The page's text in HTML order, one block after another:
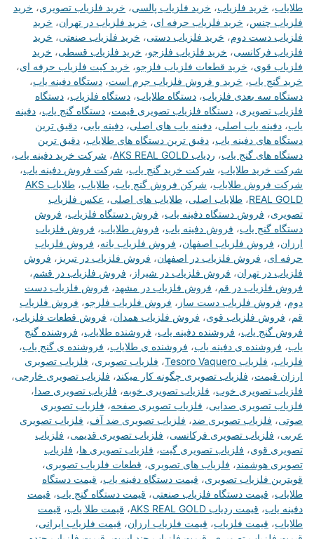
طلایاب، خرید فلزیاب، خرید فلزیاب پالسی، خرید فلزیاب تصویری، خرید
فلزیاب چنس، خرید فلزیاب حرفه ای، خرید فلزیاب در تهران، خرید
فلزیاب دست دوم، خرید فلزیاب دستی، خرید فلزیاب صنعتی، خرید
فلزیاب فرکانسی، خرید فلزیاب فلزجو، خرید فلزیاب قسطی، خرید
فلزیاب قوی، خرید قطعات فلزیاب فلزجو، خرید کیت فلزیاب حرفه ای،
خرید گنج یاب، خرید و فروش فلزیاب جرم است، دستگاه دفینه یاب،
دستگاه سه بعدی فلزیاب، دستگاه طلایاب، دستگاه فلزیاب، دستگاه
فلزیاب تصویری، دستگاه فلزیاب تصویری قیمت، دستگاه گنج یاب، دفینه
یاب، دفینه یاب اصلی، دفینه یاب های اصلی، دفینه یابی، دقیق ترین
دستگاه های دفینه یاب، دقیق ترین دستگاه های طلایاب، دقیق ترین
دستگاه های گنج یاب، ردیاب AKS REAL GOLD ، شرکت خرید دفینه یاب،
شرکت خرید طلایاب، شرکت خرید گنج یاب، شرکت فروش دفینه یاب،
شرکت فروش طلایاب، شرکن فروش گنج یاب، طلایاب،
طلایاب AKS
REAL GOLD، طلایاب اصلی، طلایاب های اصلی، عکس فلزیاب
تصویری، فروش دستگاه دفینه یاب، فروش دستگاه فلزیاب، فروش
دستگاه گنج یاب، فروش دفینه یاب، فروش طلایاب، فروش فلزیاب
ارزان، فروش فلزیاب اصفهان، فروش فلزیاب بانه، فروش فلزیاب
حرفه ای، فروش فلزیاب در اصفهان، فروش فلزیاب در تبریز ، فروش
فلزیاب در تهران، فروش فلزیاب در شیراز ، فروش فلزیاب در قشم،
فروش فلزیاب در قم، فروش فلزیاب در مشهد، فروش فلزیاب دست
دوم، فروش فلزیاب دست ساز ، فروش فلزیاب فلزجو، فروش فلزیاب
قم، فروش فلزیاب قوی، فروش فلزیاب همدان، فروش قطعات فلزیاب،
فروش گنج یاب، فروشنده دفینه یاب، فروشنده طلایاب، فروشنده گنج
یاب، فروشنده ی دفینه یاب، فروشنده ی طلایاب، فروشنده ی گنج یاب،
فلزیاب، فلزیاب Tesoro Vaquero ، فلزیاب تصویری، فلزیاب تصویری
ارزان قیمت، فلزیاب تصویری چگونه کار میکند، فلزیاب تصویری خارجی،
فلزیاب تصویری خوب، فلزیاب تصویری خوبه، فلزیاب تصویری صدا،
فلزیاب تصویری صدایی، فلزیاب تصویری صفحه، فلزیاب تصویری
صوتی، فلزیاب تصویری ضد، فلزیاب تصویری ضد آف، فلزیاب تصویری
عربی، فلزیاب تصویری فرکانسی، فلزیاب تصویری قدیمی، فلزیاب
تصویری قوی، فلزیاب تصویری گیت، فلزیاب تصویری ها، فلزیاب
تصویری هوشمند، فلزیاب های تصویری، قطعات فلزیاب تصویری،
قویترین فلزیاب تصویری، قیمت دستگاه دفینه یاب، قیمت دستگاه
طلایاب، قیمت دستگاه فلزیاب صنعتی، قیمت دستگاه گنج یاب، قیمت
دفینه یاب، قیمت ردیاب AKS REAL GOLD ، قیمت طلا یاب، قیمت
طلایاب، قیمت فلزیاب، قیمت فلزیاب ارزان، قیمت فلزیاب ایرانی،